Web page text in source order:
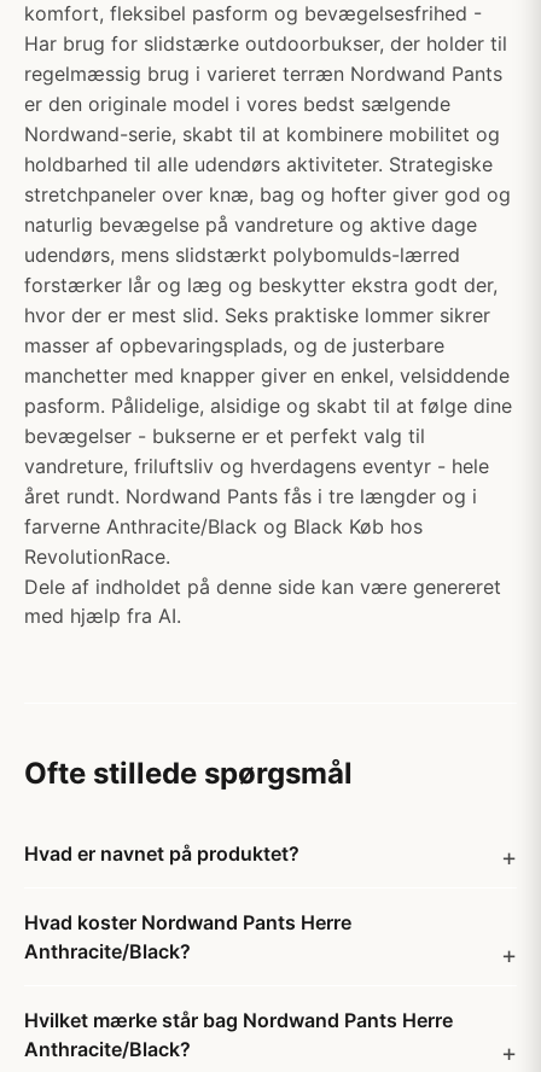
komfort, fleksibel pasform og bevægelsesfrihed -
Har brug for slidstærke outdoorbukser, der holder til
regelmæssig brug i varieret terræn Nordwand Pants
er den originale model i vores bedst sælgende
Nordwand-serie, skabt til at kombinere mobilitet og
holdbarhed til alle udendørs aktiviteter. Strategiske
stretchpaneler over knæ, bag og hofter giver god og
naturlig bevægelse på vandreture og aktive dage
udendørs, mens slidstærkt polybomulds-lærred
forstærker lår og læg og beskytter ekstra godt der,
hvor der er mest slid. Seks praktiske lommer sikrer
masser af opbevaringsplads, og de justerbare
manchetter med knapper giver en enkel, velsiddende
pasform. Pålidelige, alsidige og skabt til at følge dine
bevægelser - bukserne er et perfekt valg til
vandreture, friluftsliv og hverdagens eventyr - hele
året rundt. Nordwand Pants fås i tre længder og i
farverne Anthracite/Black og Black Køb hos
RevolutionRace.
Dele af indholdet på denne side kan være genereret
med hjælp fra AI.
Ofte stillede spørgsmål
Hvad er navnet på produktet?
Hvad koster Nordwand Pants Herre
Anthracite/Black?
Hvilket mærke står bag Nordwand Pants Herre
Anthracite/Black?